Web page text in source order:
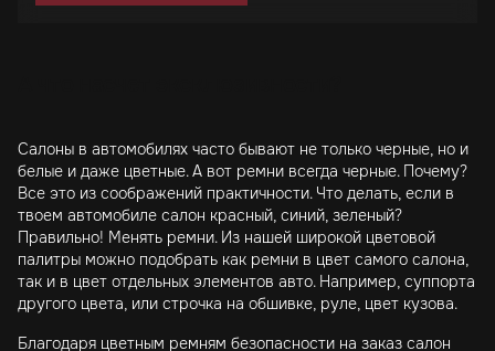
Салоны в автомобилях часто бывают не только черные, но и
белые и даже цветные. А вот ремни всегда черные. Почему?
Все это из соображений практичности. Что делать, если в
твоем автомобиле салон красный, синий, зеленый?
Правильно! Менять ремни. Из нашей широкой цветовой
палитры можно подобрать как ремни в цвет самого салона,
так и в цвет отдельных элементов авто. Например, суппорта
другого цвета, или строчка на обшивке, руле, цвет кузова.
Благодаря цветным ремням безопасности на заказ салон